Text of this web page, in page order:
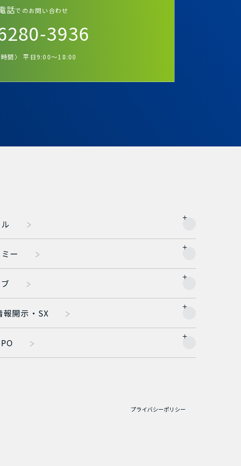
話でのお問い合わせ
3936
時間〉 平日9:00～18:00
ー
開示・SX
プライバシーポリシー